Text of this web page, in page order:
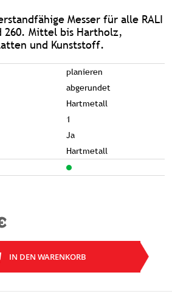
Messer für alle RALI
260. Mittel bis Hartholz,
und Kunststoff.
planieren
abgerundet
Hartmetall
1
Ja
Hartmetall
IN DEN WARENKORB